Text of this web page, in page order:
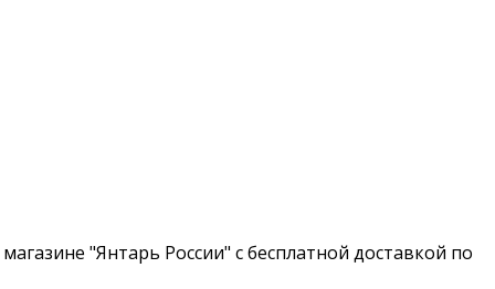
"Янтарь России" с бесплатной доставкой по